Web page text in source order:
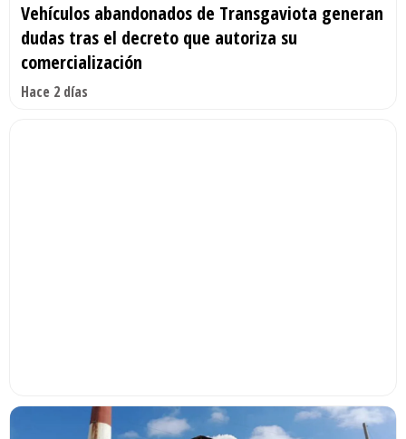
Vehículos abandonados de Transgaviota generan
dudas tras el decreto que autoriza su
comercialización
Hace 2 días